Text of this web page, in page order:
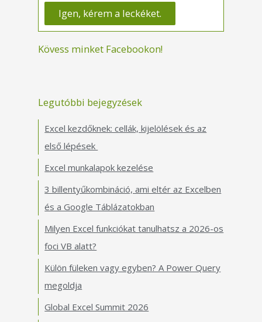
Kövess minket Facebookon!
Legutóbbi bejegyzések
Excel kezdőknek: cellák, kijelölések és az
első lépések
Excel munkalapok kezelése
3 billentyűkombináció, ami eltér az Excelben
és a Google Táblázatokban
Milyen Excel funkciókat tanulhatsz a 2026-os
foci VB alatt?
Külön füleken vagy egyben? A Power Query
megoldja
Global Excel Summit 2026